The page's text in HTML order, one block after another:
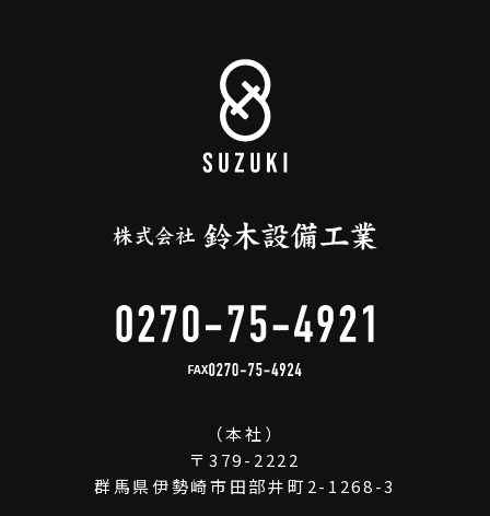
FAX
（本社）
〒379-2222
群馬県伊勢崎市田部井町2-1268-3